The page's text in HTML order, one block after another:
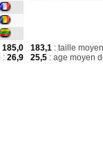
185,0
: 26,9
183,1 : taille
25,5 : age moyen